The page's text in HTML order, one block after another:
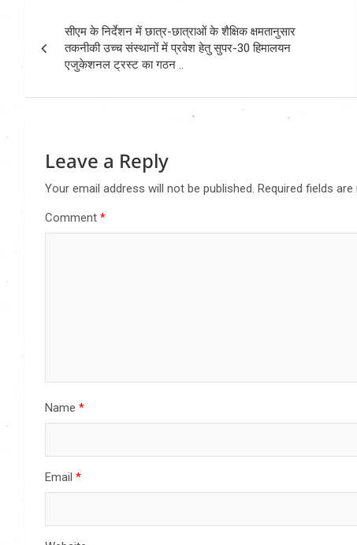
navigation
सीएम के निर्देशन में छात्र-छात्राओं के शैक्षिक क्षमतानुसार
तकनीकी उच्च संस्थानों में प्रवेश हेतु सुपर-30 हिमालयन
एजुकेशनल ट्रस्ट का गठन ..
Leave a Reply
Your email address will not be published. Required fields are
Comment *
Name *
Email *